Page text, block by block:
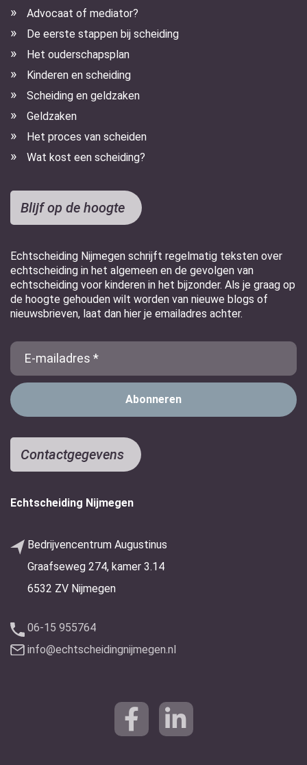
Advocaat of mediator?
De eerste stappen bij scheiding
Het ouderschapsplan
Kinderen en scheiding
Scheiding en geldzaken
Geldzaken
Het proces van scheiden
Wat kost een scheiding?
Blijf op de hoogte
Echtscheiding Nijmegen schrijft regelmatig teksten over
echtscheiding in het algemeen en de gevolgen van
echtscheiding voor kinderen in het bijzonder. Als je graag op
de hoogte gehouden wilt worden van nieuwe blogs of
nieuwsbrieven, laat dan hier je emailadres achter.
E-
Mail
Contactgegevens
Echtscheiding Nijmegen
Bedrijvencentrum Augustinus
Graafseweg 274, kamer 3.14
6532 ZV Nijmegen
06-15 955764
info@echtscheidingnijmegen.nl